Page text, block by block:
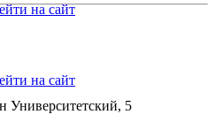
Университетский, 5
на сайт
на сайт